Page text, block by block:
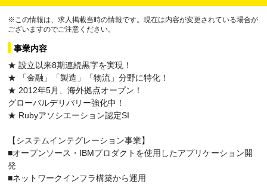
※この情報は、求人掲載当時の情報です。現在は内容が変更されている場合が
ございますのでご注意ください。
事業内容
★ 設立以来8期連続黒字を実現！
★ 「金融」「製造」「物流」分野に特化！
★ 2012年5月、海外拠点オープン！
グローバルデリバリー強化中！
★ Rubyアソシエーション認定SI
【システムインテグレーション事業】
■オープンソース・IBMプロダクトを使用したアプリケーション開
発
■ネットワークインフラ構築から運用